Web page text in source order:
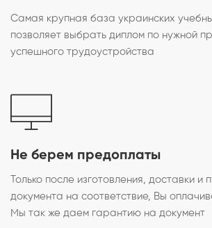
Самая крупная база украинских
позволяет выбрать диплом по нужной
успешного трудоустройства
Не берем предоплаты
Только после изготовления, доставки и
документа на соответствие, Вы
Мы так же даем гарантию на документ